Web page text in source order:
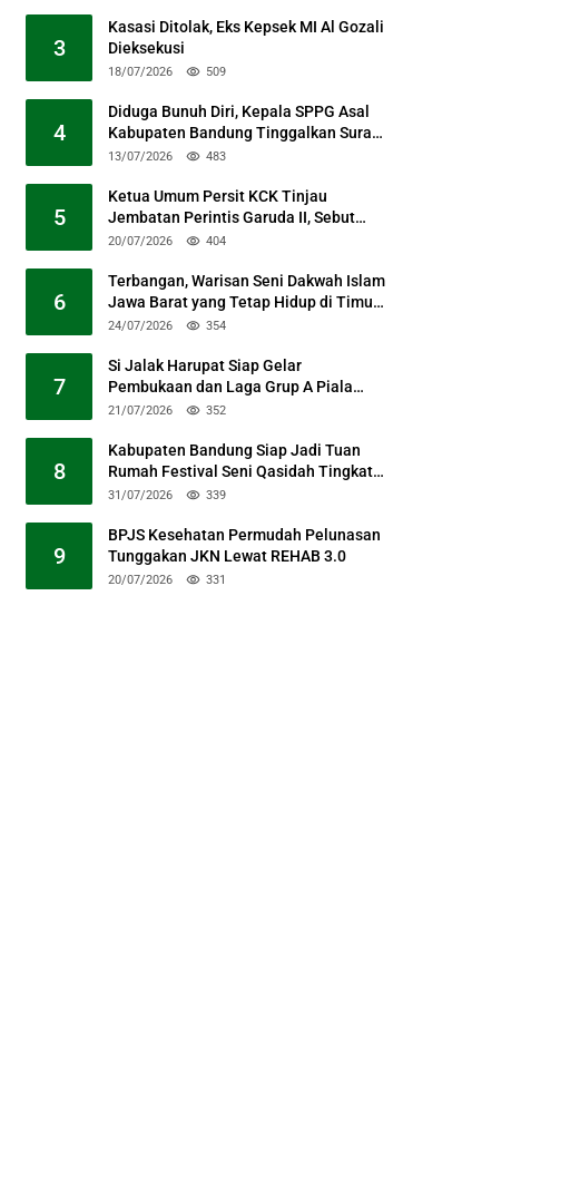
3
Kasasi Ditolak, Eks Kepsek MI Al Gozali
Dieksekusi
18/07/2026 509
4
Diduga Bunuh Diri, Kepala SPPG Asal
Kabupaten Bandung Tinggalkan Surat
Permohonan Maaf
13/07/2026 483
5
Ketua Umum Persit KCK Tinjau
Jembatan Perintis Garuda II, Sebut
Simbol Kebersamaan TNI dan Rakyat
20/07/2026 404
6
Terbangan, Warisan Seni Dakwah Islam
Jawa Barat yang Tetap Hidup di Timur
Kabupaten Bandung
24/07/2026 354
7
Si Jalak Harupat Siap Gelar
Pembukaan dan Laga Grup A Piala
Presiden 2026 Sabtu Mendatang
21/07/2026 352
8
Kabupaten Bandung Siap Jadi Tuan
Rumah Festival Seni Qasidah Tingkat
Nasional
31/07/2026 339
9
BPJS Kesehatan Permudah Pelunasan
Tunggakan JKN Lewat REHAB 3.0
20/07/2026 331